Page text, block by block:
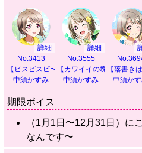
詳細
No.3413
【ピスピスピ〜ス♪】
中須かすみ
詳細
No.3555
【カワイイの塊！】
中須かすみ
【落書き
中須か
期限ボイス
（1月1日〜12月31日）に
なんです〜